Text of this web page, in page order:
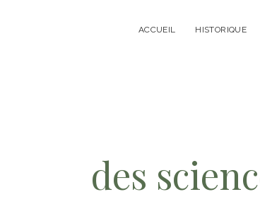
ACCUEIL HISTORIQUE
des